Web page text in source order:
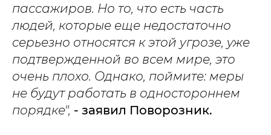
пассажиров. Но то, что есть часть
людей, которые еще недостаточно
серьезно относятся к этой угрозе, уже
подтвержденной во всем мире, это
очень плохо. Однако, поймите: меры
не будут работать в одностороннем
порядке", - заявил Поворозник.